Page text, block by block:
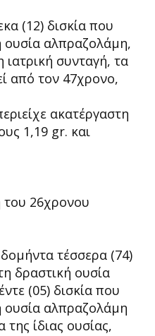
(12) δισκία που
ουσία αλπραζολάμη,
συνταγή, τα
από τον 47χρονο,
ακατέργαστη
1,19 gr. και
του 26χρονου
τέσσερα (74)
δραστική ουσία
(05) δισκία που
ουσία αλπραζολάμη
της ίδιας ουσίας,